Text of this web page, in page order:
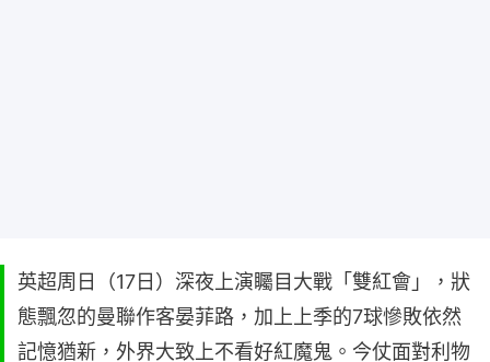
英超周日（17日）深夜上演矚目大戰「雙紅會」，狀
態飄忽的曼聯作客晏菲路，加上上季的7球慘敗依然
記憶猶新，外界大致上不看好紅魔鬼。今仗面對利物